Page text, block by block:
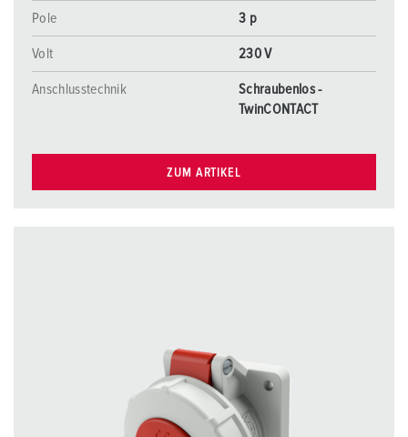
Pole 3 p
Volt 230 V
Anschlusstechnik
Schraubenlos -
TwinCONTACT
ZUM ARTIKEL